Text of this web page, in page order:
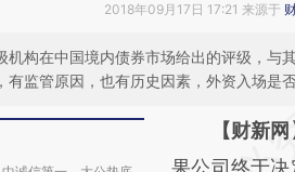
2018年09月17日 17:21 来源于
机构在中国境内债券市场给出的评级，与
有监管原因，也有历史因素，外资入场是
请务必在总
AI基
【财新
果公司终于